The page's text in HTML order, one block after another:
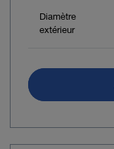
Diamètre
extérieur